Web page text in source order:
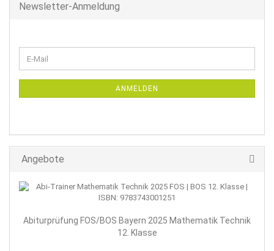
Newsletter-Anmeldung
ZUR
E-
Mail
ANMELDEN
Angebote
Abiturprüfung FOS/BOS Bayern 2025 Mathematik Technik
12. Klasse